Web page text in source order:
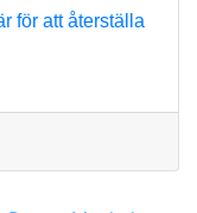
för att återställa